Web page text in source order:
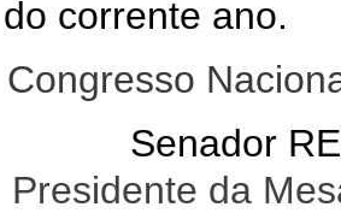
corrente ano.
Congresso
Senador
Presidente da